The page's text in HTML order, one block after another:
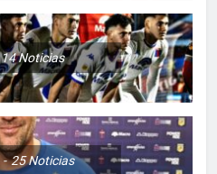
14Noticias
25Noticias